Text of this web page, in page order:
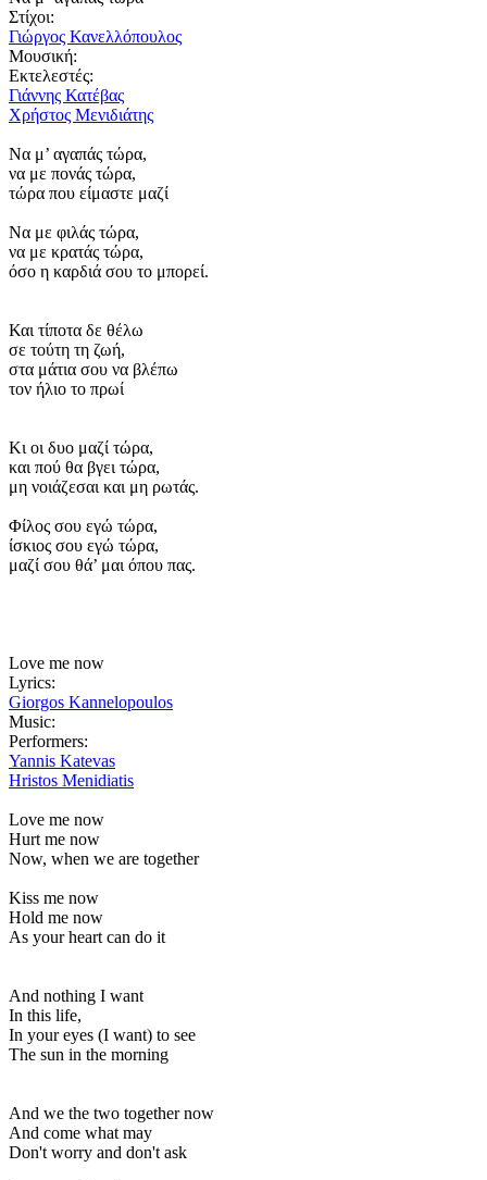
Στίχοι:
Γιώργος Κανελλόπουλος
Μουσική:
Εκτελεστές:
Γιάννης Κατέβας
Χρήστος Μενιδιάτης
Να μ’ αγαπάς τώρα,
να με πονάς τώρα,
τώρα που είμαστε μαζί
Να με φιλάς τώρα,
να με κρατάς τώρα,
όσο η καρδιά σου το μπορεί.
Και τίποτα δε θέλω
σε τούτη τη ζωή,
στα μάτια σου να βλέπω
τον ήλιο το πρωί
Κι οι δυο μαζί τώρα,
και πού θα βγει τώρα,
μη νοιάζεσαι και μη ρωτάς.
Φίλος σου εγώ τώρα,
ίσκιος σου εγώ τώρα,
μαζί σου θά’ μαι όπου πας.
Love me now
Lyrics:
Giorgos Kannelopoulos
Music:
Performers:
Yannis Katevas
Hristos Menidiatis
Love me now
Hurt me now
Now, when we are together
Kiss me now
Hold me now
As your heart can do it
And nothing I want
In this life,
In your eyes (I want) to see
The sun in the morning
And we the two together now
And come what may
Don't worry and don't ask